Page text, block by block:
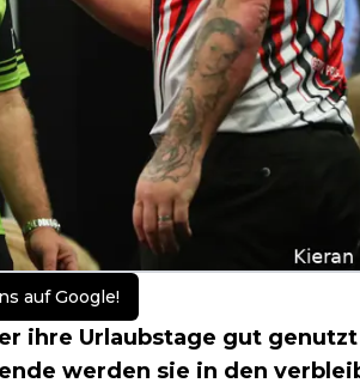
auf Google!
ihre Urlaubstage gut
werden sie in den